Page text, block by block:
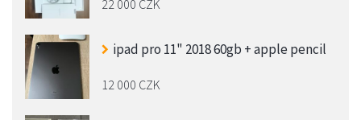
22 000 CZK
ipad pro 11" 2018 60gb + apple pencil
12 000 CZK